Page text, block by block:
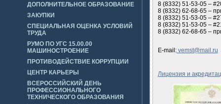
ДОПОЛНИТЕЛЬНОЕ ОБРАЗОВАНИЕ
ЗАКУПКИ
СПЕЦИАЛЬНАЯ ОЦЕНКА УСЛОВИЙ
ТРУДА
РУМО ПО УГС 15.00.00
МАШИНОСТРОЕНИЕ
ПРОТИВОДЕЙСТВИЕ КОРРУПЦИИ
ЦЕНТР КАРЬЕРЫ
ВСЕРОССИЙСКИЙ ДЕНЬ
ПРОФЕССИОНАЛЬНОГО
ТЕХНИЧЕСКОГО ОБРАЗОВАНИЯ
8 (8332) 51-53-05–
8 (8332) 62-68-65–
8 (8332) 51-53-05–
8 (8332) 51-53-05–
8 (8332) 62-68-65 –
E-mail:vemst@mail.ru
Лицензия и